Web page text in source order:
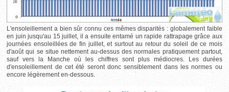
L'ensoleillement a bien sûr connu ces mêmes disparités : globalement faible
en juin jusqu'au 15 juillet, il a ensuite entamé un rapide rattrapage grâce aux
journées ensoleillées de fin juillet, et surtout au retour du soleil de ce mois
d'août qui se situe nettement au-dessus des normales pratiquement partout,
sauf vers la Manche où les chiffres sont plus médiocres. Les durées
d'ensoleillement de cet été seront donc sensiblement dans les normes ou
encore légèrement en-dessous.